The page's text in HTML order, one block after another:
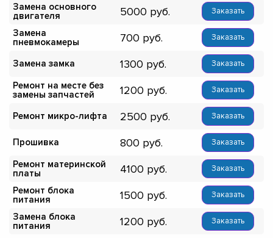
Замена основного
двигателя
5000 Заказать
Замена
пневмокамеры
700 Заказать
Замена замка 1300 Заказать
Ремонт на месте без
замены запчастей
1200 Заказать
Ремонт микро-лифта 2500 Заказать
Прошивка 800 Заказать
Ремонт материнской
платы
4100 Заказать
Ремонт блока
питания
1500 Заказать
Замена блока
питания
1200 Заказать